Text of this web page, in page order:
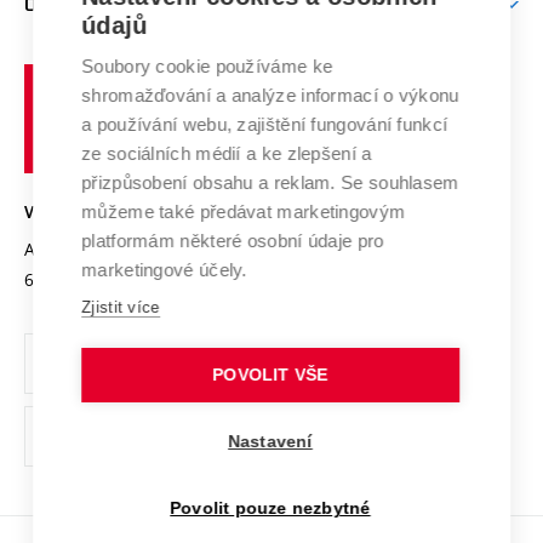
E-přihláška
Doktorské studium
Podpora podnikání
Systém zajišťování kvality výzkumu
Výzkumné infrastruktury
Transfer znalostí
Open Science
Projekty
Projekty ze strukturálních fondů
Specifický výzkum
Zahraniční spolupráce
Spolupráce se školami
Mezinárodní dohody
Univerzitní sítě
Profil univerzity
Udržitelná univerzita
Podnikavá univerzita / ContriBUTe
Bezpečná univerzita
Vyznamenání
Organizační struktura
Ochrana osobních údajů
odkaz)
učení
technické
Brně
VYSOKÉ UČENÍ TECHNICKÉ V BRNĚ
Antonínská 548/1
602 00 Brno
www.vut.cz
vut@vutbr.cz
údajů
Soubory cookie používáme ke
shromažďování a analýze informací o výkonu
a používání webu, zajištění fungování funkcí
ze sociálních médií a ke zlepšení a
přizpůsobení obsahu a reklam. Se souhlasem
můžeme také předávat marketingovým
platformám některé osobní údaje pro
marketingové účely.
Zjistit více
POVOLIT VŠE
Nastavení
Povolit pouze nezbytné